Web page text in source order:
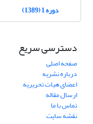
دوره 1 (1389)
دسترسی سریع
صفحه اصلی
درباره نشریه
اعضای هیات تحریریه
ارسال مقاله
تماس با ما
نقشه سایت